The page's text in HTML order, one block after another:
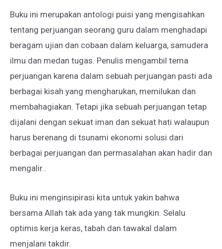
Buku ini merupakan antologi puisi yang mengisahkan
tentang perjuangan seorang guru dalam menghadapi
beragam ujian dan cobaan dalam keluarga, samudera
ilmu dan medan tugas. Penulis mengambil tema
perjuangan karena dalam sebuah perjuangan pasti ada
berbagai kisah yang mengharukan, memilukan dan
membahagiakan. Tetapi jika sebuah perjuangan tetap
dijalani dengan sekuat iman dan sekuat hati walaupun
harus berenang di tsunami ekonomi solusi dari
berbagai perjuangan dan permasalahan akan hadir dan
mengalir..
Buku ini menginsipirasi kita untuk yakin bahwa
bersama Allah tak ada yang tak mungkin. Selalu
optimis kerja keras, tabah dan tawakal dalam
menjalani takdir.